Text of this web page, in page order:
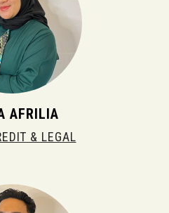
AFRILIA
& LEGAL